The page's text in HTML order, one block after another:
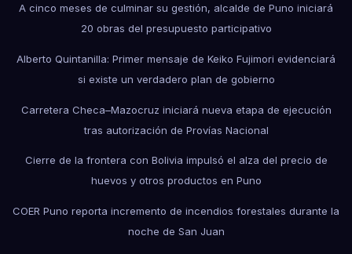
A cinco meses de culminar su gestión, alcalde de Puno iniciará
20 obras del presupuesto participativo
Alberto Quintanilla: Primer mensaje de Keiko Fujimori evidenciará
si existe un verdadero plan de gobierno
Carretera Checa–Mazocruz iniciará nueva etapa de ejecución
tras autorización de Provías Nacional
Cierre de la frontera con Bolivia impulsó el alza del precio de
huevos y otros productos en Puno
COER Puno reporta incremento de incendios forestales durante la
noche de San Juan